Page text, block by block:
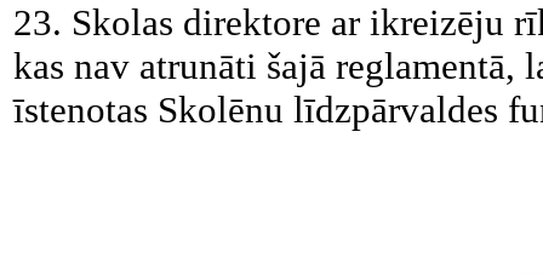
23. Skolas direktore ar ikreizēju
kas nav atrunāti šajā
īstenotas Skolēnu līdzpārvaldes